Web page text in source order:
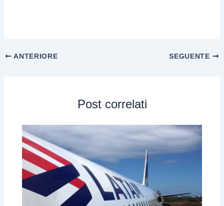
ANTERIORE SEGUENTE
Post correlati